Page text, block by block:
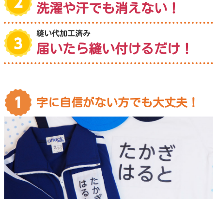
洗濯や汗でも消えない！
縫い代加工済み
届いたら縫い付けるだけ！
字に自信がない方でも大丈夫！